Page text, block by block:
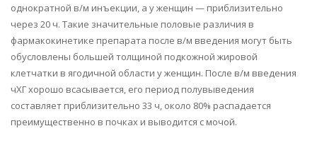
однократной в/м инъекции, а у женщин — приблизительно
через 20 ч. Такие значительные половые различия в
фармакокинетике препарата после в/м введения могут быть
обусловлены большей толщиной подкожной жировой
клетчатки в ягодичной области у женщин. После в/м введения
чХГ хорошо всасывается, его период полувыведения
составляет приблизительно 33 ч, около 80% распадается
преимущественно в почках и выводится с мочой.